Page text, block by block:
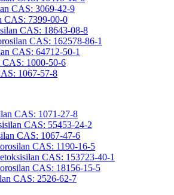
CAS: 3069-42-9
CAS: 7399-00-0
CAS: 18643-08-8
CAS: 162578-86-1
CAS: 64712-50-1
1000-50-6
1067-57-8
CAS: 1071-27-8
CAS: 55453-24-2
CAS: 1067-47-6
CAS: 1190-16-5
CAS: 153723-40-1
CAS: 18156-15-5
CAS: 2526-62-7